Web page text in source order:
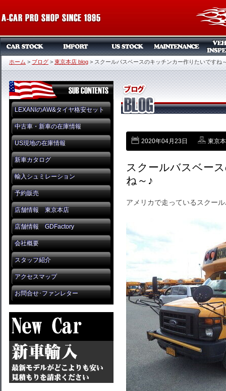
ホーム > ブログ > 東京本店 blog > スクールバスベースのキッチンカー作りたいですね
LEXANIのAW&タイヤ格安セット
中古車・新車の在庫情報
US現地の在庫情報
新車カタログ
輸入シュミレーション
予約販売
店舗情報 東京本店
店舗情報 GDFactory
会社概要
スタッフ紹介
アクセスマップ
お問合せ･ファンレター
2020年04月23日 東京
スクールバスベー
ね～♪
アメリカで走っているスクー